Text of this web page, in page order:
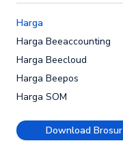
Harga
Harga Beeaccounting
Harga Beecloud
Harga Beepos
Harga SOM
Download Brosur